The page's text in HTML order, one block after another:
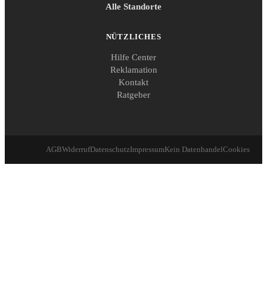
Alle Standorte
NÜTZLICHES
Hilfe Center
Reklamation
Kontakt
Ratgeber
AGBWiderrufDatenschutzImpressumKein DatenhandelCookies